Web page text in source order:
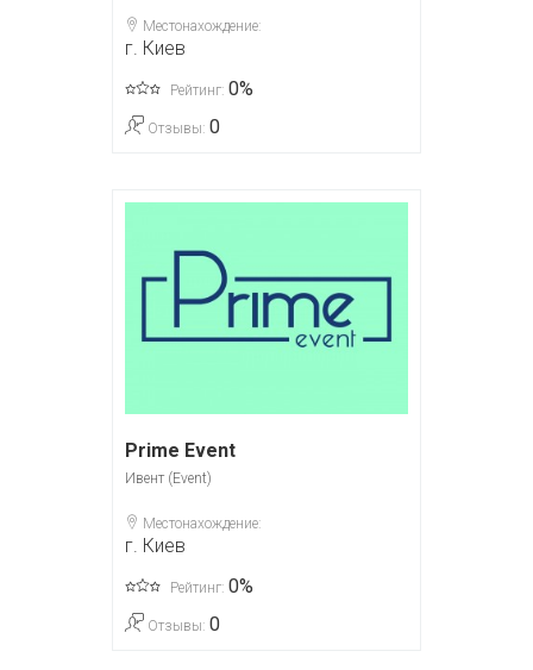
Местонахождение:
г. Киев
Рейтинг: 0%
Отзывы: 0
Prime Event
Ивент (Event)
Местонахождение:
г. Киев
Рейтинг: 0%
Отзывы: 0